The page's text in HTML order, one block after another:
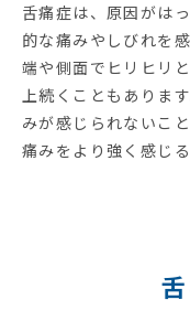
舌痛症は、原因がは
的な痛みやしびれを
端や側面でヒリヒリ
上続くこともありま
みが感じられないこ
痛みをより強く感じ